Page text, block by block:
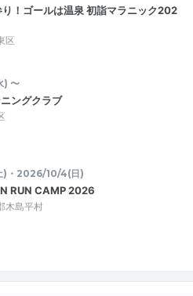
り！ゴールは温泉 初詣マラニック202
区
) 〜
ングクラブ
・2026/10/4(日)
RUN CAMP 2026
木島平村